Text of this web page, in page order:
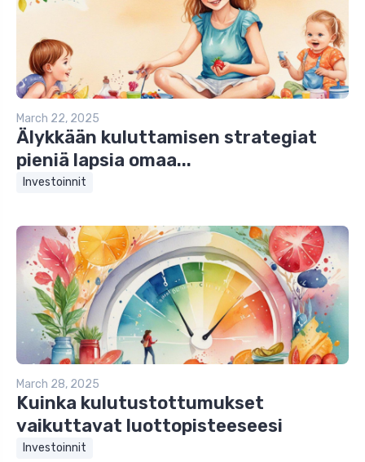
March 22, 2025
Älykkään kuluttamisen strategiat
pieniä lapsia omaa...
Investoinnit
March 28, 2025
Kuinka kulutustottumukset
vaikuttavat luottopisteeseesi
Investoinnit